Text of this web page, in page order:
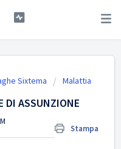
Sixtema Malattia
DI ASSUNZIONE
Stampa